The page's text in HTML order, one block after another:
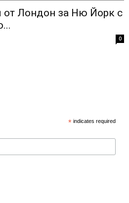
от Лондон за Ню Йорк с
0
* indicates required